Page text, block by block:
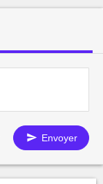
Envoyer